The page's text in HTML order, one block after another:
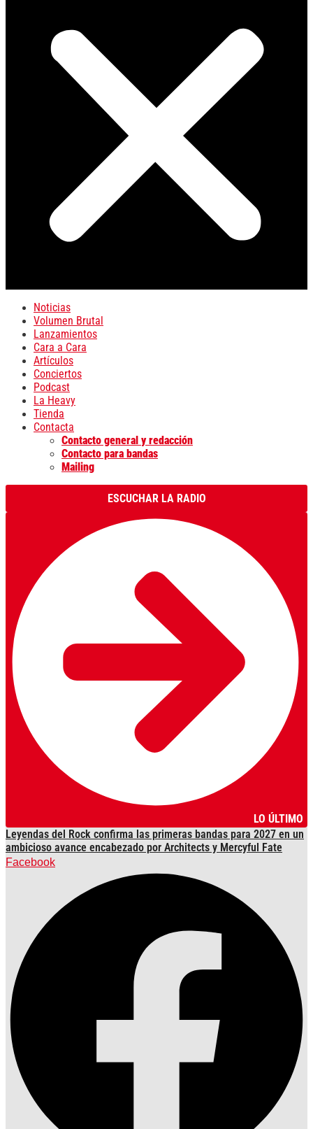
Noticias
Volumen Brutal
Lanzamientos
Cara a Cara
Artículos
Conciertos
Podcast
La Heavy
Tienda
Contacta
Contacto general y redacción
Contacto para bandas
Mailing
ESCUCHAR LA RADIO
LO ÚLTIMO
Leyendas del Rock confirma las primeras bandas para 2027 en un
ambicioso avance encabezado por Architects y Mercyful Fate
Facebook